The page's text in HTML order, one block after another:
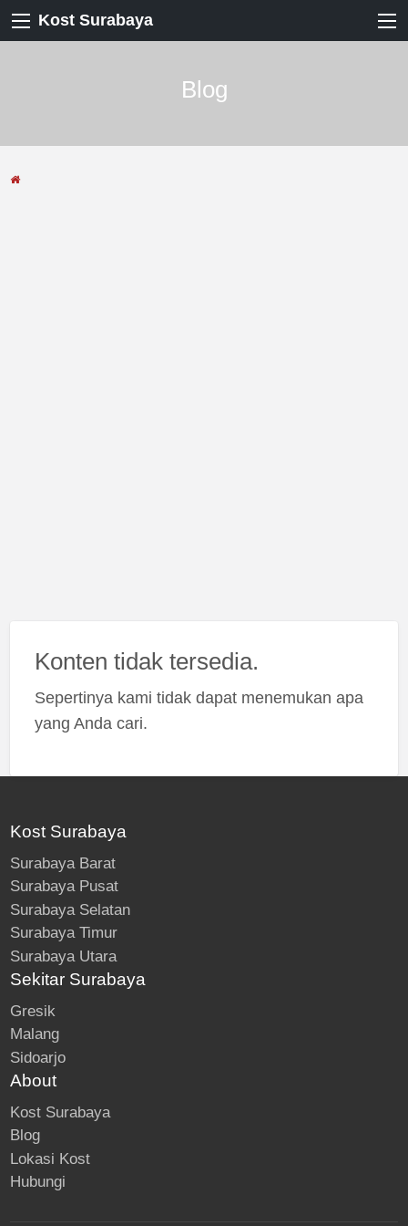
Kost Surabaya
Blog
Konten tidak tersedia.
Sepertinya kami tidak dapat menemukan apa
yang Anda cari.
Kost Surabaya
Surabaya Barat
Surabaya Pusat
Surabaya Selatan
Surabaya Timur
Surabaya Utara
Sekitar Surabaya
Gresik
Malang
Sidoarjo
About
Kost Surabaya
Blog
Lokasi Kost
Hubungi